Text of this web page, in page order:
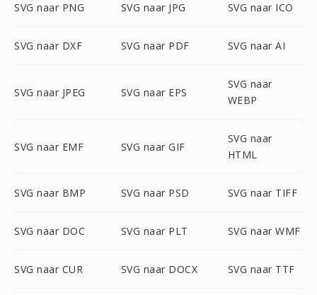
SVG naar PNG SVG naar JPG SVG naar ICO
SVG naar DXF SVG naar PDF SVG naar AI
SVG naar JPEG SVG naar EPS
SVG naar
WEBP
SVG naar EMF SVG naar GIF
SVG naar
HTML
SVG naar BMP SVG naar PSD SVG naar TIFF
SVG naar DOC SVG naar PLT SVG naar WMF
SVG naar CUR SVG naar DOCX SVG naar TTF